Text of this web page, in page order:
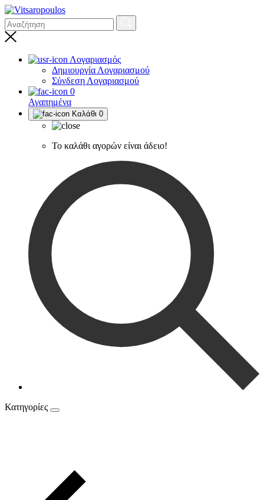
Λογαριασμός
Δημιουργία Λογαριασμού
Σύνδεση Λογαριασμού
0
Αγαπημένα
Καλάθι 0
Το καλάθι αγορών είναι άδειο!
Κατηγορίες